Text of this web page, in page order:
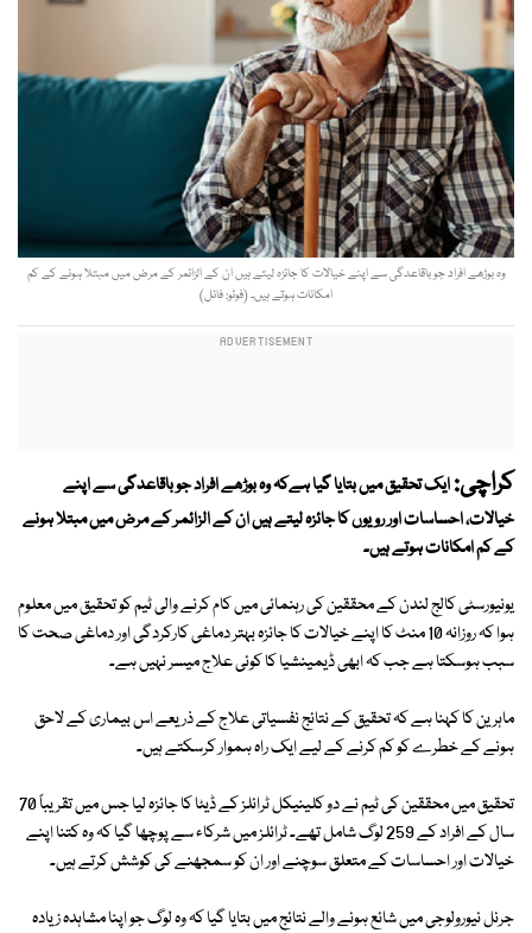
وہ بوڑھے افراد جو باقاعدگی سے اپنے خیالات کا جائزہ لیتے ہیں ان کے الزائمر کے مرض میں مبتلا ہونے کے کم
امکانات ہوتے ہیں۔ (فوٹو: فائل)
کراچی:ایک تحقیق میں بتایا گیا ہےکہ وہ بوڑھے افراد جو باقاعدگی سے اپنے
خیالات، احساسات اور رویوں کا جائزہ لیتے ہیں ان کے الزائمر کے مرض میں مبتلا ہونے
کے کم امکانات ہوتے ہیں۔
یونیورسٹی کالج لندن کے محققین کی رہنمائی میں کام کرنے والی ٹیم کو تحقیق میں معلوم
ہوا کہ روزانہ 10 منٹ کا اپنے خیالات کا جائزہ بہتر دماغی کارکردگی اور دماغی صحت کا
سبب ہوسکتا ہے جب کہ ابھی ڈیمینشیا کا کوئی علاج میسر نہیں ہے۔
ماہرین کا کہنا ہے کہ تحقیق کے نتائج نفسیاتی علاج کے ذریعے اس بیماری کے لاحق
ہونے کے خطرے کو کم کرنے کے لیے ایک راہ ہموار کرسکتے ہیں۔
تحقیق میں محققین کی ٹیم نے دو کلینیکل ٹرائلز کے ڈیٹا کا جائزہ لیا جس میں تقریباً 70
سال کے افراد کے 259 لوگ شامل تھے۔ ٹرائلز میں شرکاء سے پوچھا گیا کہ وہ کتنا اپنے
خیالات اور احساسات کے متعلق سوچنے اور ان کو سمجھنے کی کوشش کرتے ہیں۔
جرنل نیورولوجی میں شائع ہونے والے نتائج میں بتایا گیا کہ وہ لوگ جو اپنا مشاہدہ زیادہ